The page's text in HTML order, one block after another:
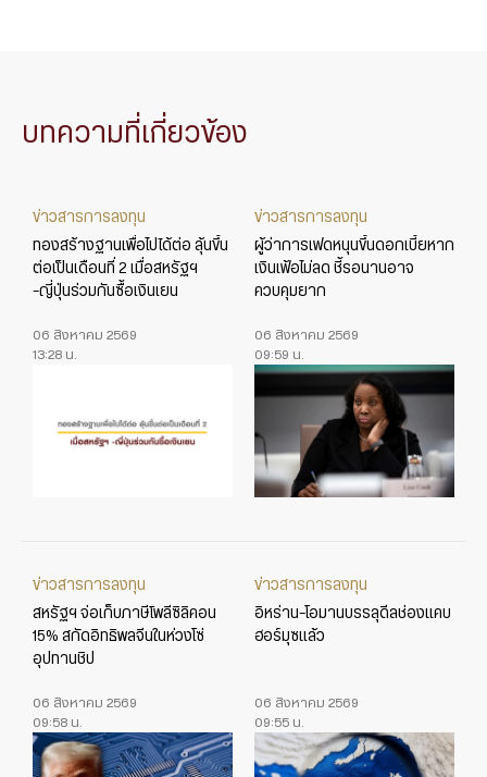
บทความที่เกี่ยวข้อง
ข่าวสารการลงทุน
ทองสร้างฐานเพื่อไปได้ต่อ ลุ้นขึ้น
ต่อเป็นเดือนที่ 2 เมื่อสหรัฐฯ
-ญี่ปุ่นร่วมกันซื้อเงินเยน
06 สิงหาคม 2569
13:28 น.
ข่าวสารการลงทุน
ผู้ว่าการเฟดหนุนขึ้นดอกเบี้ยหาก
เงินเฟ้อไม่ลด ชี้รอนานอาจ
ควบคุมยาก
06 สิงหาคม 2569
09:59 น.
ข่าวสารการลงทุน
สหรัฐฯ จ่อเก็บภาษีโพลีซิลิคอน
15% สกัดอิทธิพลจีนในห่วงโซ่
อุปทานชิป
06 สิงหาคม 2569
09:58 น.
ข่าวสารการลงทุน
อิหร่าน-โอมานบรรลุดีลช่องแคบ
ฮอร์มุซแล้ว
06 สิงหาคม 2569
09:55 น.